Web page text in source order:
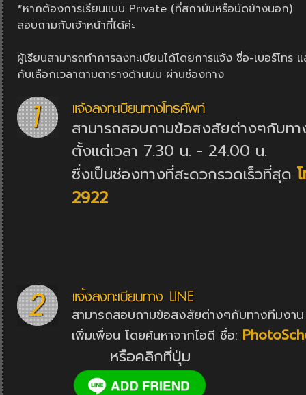
*หากต้องการเรียนแบบ Private (ที่สถาบันหรือนัดข้างนอก)
สอบถามกับเจ้าหน้าที่ได้ค่ะ
ผู้เรียนสามารถทำการลงทะเบียนได้โดยการแจ้ง ชื่อ-เบอร์โทร
กับเลือกเวลาตามตารางด้านบน ผ่านช่องทาง
สามารถสอบถามข้อสงสัยต่างๆกับทา
ตั้งแต่เวลา 7.30 น. - 24.00 น.
ซึ่งเป็นช่องทางที่สะดวกรวดเร็วที่สุด
2922
สามารถสอบถามข้อสงสัยต่างๆกับทางทีมงา
เพิ่มเพื่อน โดยค้นหาจากไอดี ชื่อ:
หรือคลิกที่ปุ่ม